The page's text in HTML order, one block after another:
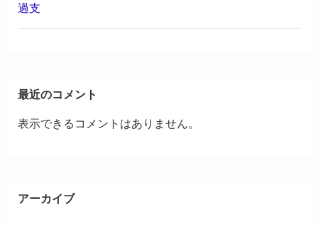
過支
最近のコメント
表示できるコメントはありません。
アーカイブ